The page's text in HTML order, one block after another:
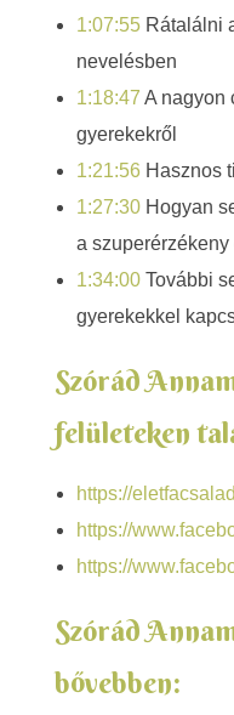
e
é
g
é
S
ó
r
1:07:55Rátalálni
nevelésben
1:18:47 A nagyon
gyerekekről
1:21:56Hasznos
1:27:30Hogyan
a szuperérzékeny
1:34:00További
gyerekekkel
Szórád
felületeken
https://
https://
https://
Szórád
bővebben: